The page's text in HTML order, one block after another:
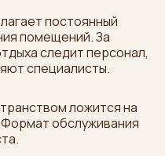
постоянный
помещений. За
следит персонал,
специалисты.
ложится на
обслуживания